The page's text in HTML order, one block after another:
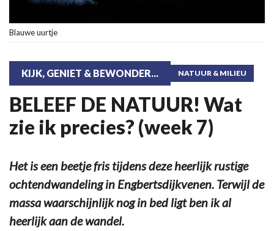
Blauwe uurtje
KIJK, GENIET & BEWONDER... NATUUR & MILIEU
BELEEF DE NATUUR! Wat
zie ik precies? (week 7)
Het is een beetje fris tijdens deze heerlijk rustige
ochtendwandeling in Engbertsdijkvenen. Terwijl de
massa waarschijnlijk nog in bed ligt ben ik al
heerlijk aan de wandel.